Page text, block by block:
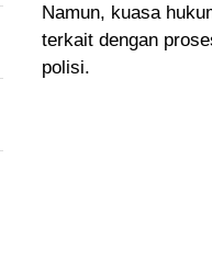
Namun, kuasa
terkait dengan
polisi.